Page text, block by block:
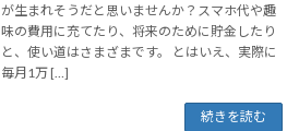
が生まれそうだと思いませんか？スマホ代や趣
味の費用に充てたり、将来のために貯金したり
と、使い道はさまざまです。 とはいえ、実際に
毎月1万 […]
続きを読む